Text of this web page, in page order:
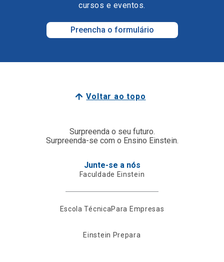
cursos e eventos.
Preencha o formulário
Voltar ao topo
Surpreenda o seu futuro.
Surpreenda-se com o Ensino Einstein.
Junte-se a nós
Faculdade Einstein
Escola TécnicaPara Empresas
Einstein Prepara